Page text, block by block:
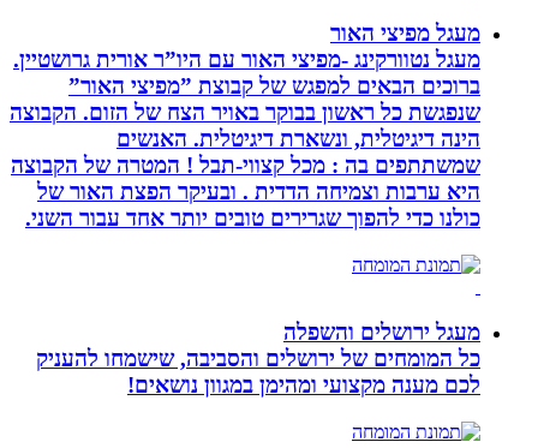
מעגל מפיצי האור
מעגל נטוורקינג -מפיצי האור עם היו”ר אורית גרושטיין.
ברוכים הבאים למפגש של קבוצת ”מפיצי האור”
שנפגשת כל ראשון בבוקר באויר הצח של הזום. הקבוצה
הינה דיגיטלית, ונשארת דיגיטלית. האנשים
שמשתתפים בה : מכל קצווי-תבל ! המטרה של הקבוצה
היא ערבות וצמיחה הדדית . ובעיקר הפצת האור של
כולנו כדי להפוך שגרירים טובים יותר אחד עבור השני.
מעגל ירושלים והשפלה
כל המומחים של ירושלים והסביבה, שישמחו להעניק
לכם מענה מקצועי ומהימן במגוון נושאים!